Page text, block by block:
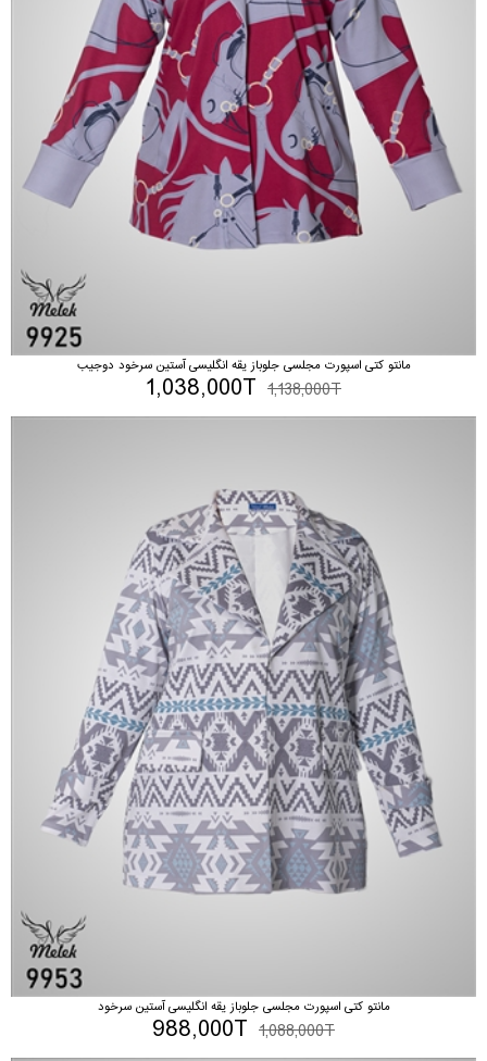
مانتو کتی اسپورت مجلسی جلوباز یقه انگلیسی آستین سرخود دوجیب
1,138,000T
1,038,000T
مانتو کتی اسپورت مجلسی جلوباز یقه انگلیسی آستین سرخود
1,088,000T
988,000T